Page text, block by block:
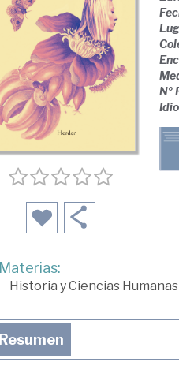
Nº
Materias:
Historia y Ciencias Humanas
Resumen